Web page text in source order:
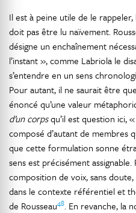
Il est à peine utile de le
doit pas être lu naïvement.
désigne un enchaînement
l’instant », comme Labriola le
s’entendre en un sens
Pour autant, il ne saurait être
énoncé qu’une valeur
d’un corpsqu’il est question ici,
composé d’autant de membres
que cette formulation sonne
sens est précisément
composition de voix, sans
dans le contexte référentiel et
de Rousseau48. En revanche, la